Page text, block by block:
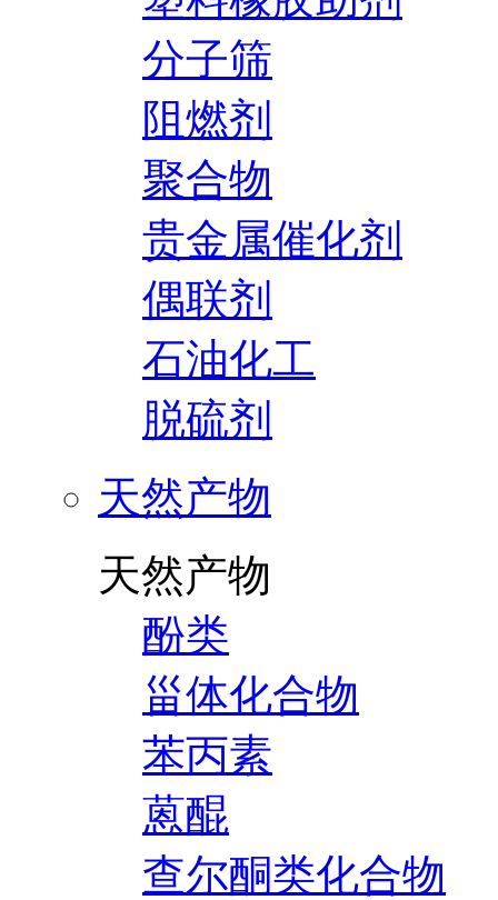
分子筛
阻燃剂
聚合物
贵金属催化剂
偶联剂
石油化工
脱硫剂
天然产物
天然产物
酚类
甾体化合物
苯丙素
蒽醌
查尔酮类化合物